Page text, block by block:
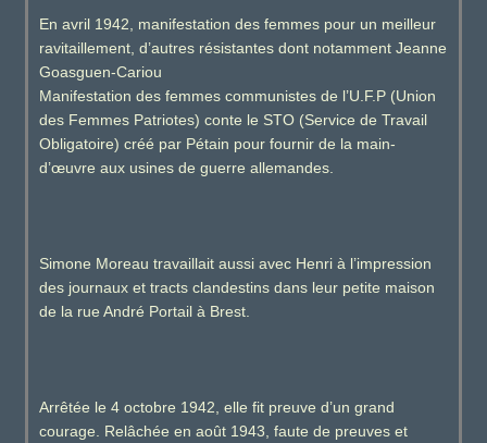
En avril 1942, manifestation des femmes pour un meilleur
ravitaillement, d’autres résistantes dont notamment Jeanne
Goasguen-Cariou
Manifestation des femmes communistes de l’U.F.P (Union
des Femmes Patriotes) conte le STO (Service de Travail
Obligatoire) créé par Pétain pour fournir de la main-
d’œuvre aux usines de guerre allemandes.
Simone Moreau travaillait aussi avec Henri à l’impression
des journaux et tracts clandestins dans leur petite maison
de la rue André Portail à Brest.
Arrêtée le 4 octobre 1942, elle fit preuve d’un grand
courage. Relâchée en août 1943, faute de preuves et